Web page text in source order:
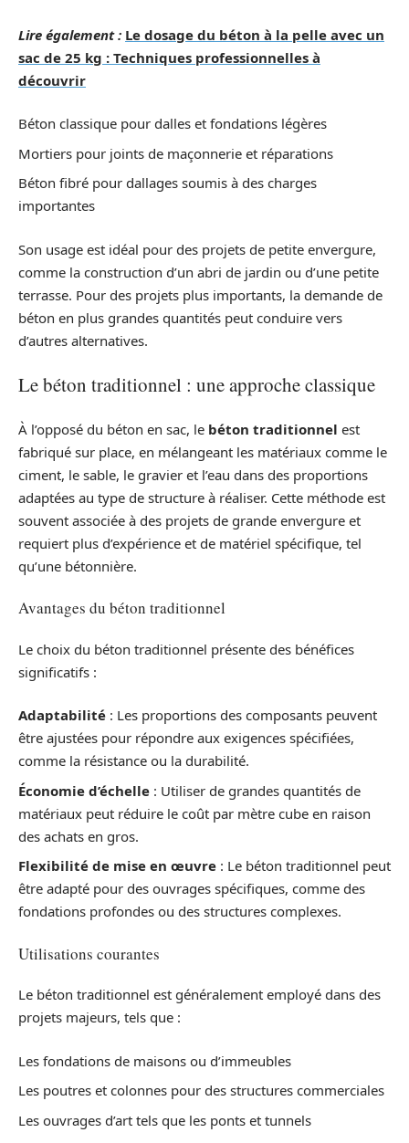
Lire également : Le dosage du béton à la pelle avec un
sac de 25 kg : Techniques professionnelles à
découvrir
Béton classique pour dalles et fondations légères
Mortiers pour joints de maçonnerie et réparations
Béton fibré pour dallages soumis à des charges
importantes
Son usage est idéal pour des projets de petite envergure,
comme la construction d’un abri de jardin ou d’une petite
terrasse. Pour des projets plus importants, la demande de
béton en plus grandes quantités peut conduire vers
d’autres alternatives.
Le béton traditionnel : une approche classique
À l’opposé du béton en sac, le béton traditionnel est
fabriqué sur place, en mélangeant les matériaux comme le
ciment, le sable, le gravier et l’eau dans des proportions
adaptées au type de structure à réaliser. Cette méthode est
souvent associée à des projets de grande envergure et
requiert plus d’expérience et de matériel spécifique, tel
qu’une bétonnière.
Avantages du béton traditionnel
Le choix du béton traditionnel présente des bénéfices
significatifs :
Adaptabilité : Les proportions des composants peuvent
être ajustées pour répondre aux exigences spécifiées,
comme la résistance ou la durabilité.
Économie d’échelle : Utiliser de grandes quantités de
matériaux peut réduire le coût par mètre cube en raison
des achats en gros.
Flexibilité de mise en œuvre : Le béton traditionnel peut
être adapté pour des ouvrages spécifiques, comme des
fondations profondes ou des structures complexes.
Utilisations courantes
Le béton traditionnel est généralement employé dans des
projets majeurs, tels que :
Les fondations de maisons ou d’immeubles
Les poutres et colonnes pour des structures commerciales
Les ouvrages d’art tels que les ponts et tunnels